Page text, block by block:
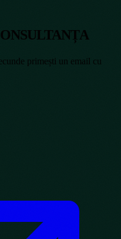
primești un email cu